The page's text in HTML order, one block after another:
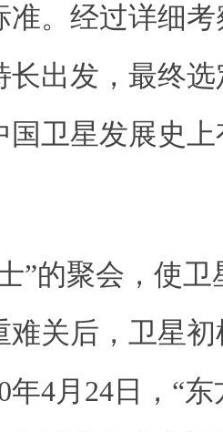
准。经过详细
长出发，最终
国卫星发展史
的聚会，使卫
关后，卫星初
年4月24日，“